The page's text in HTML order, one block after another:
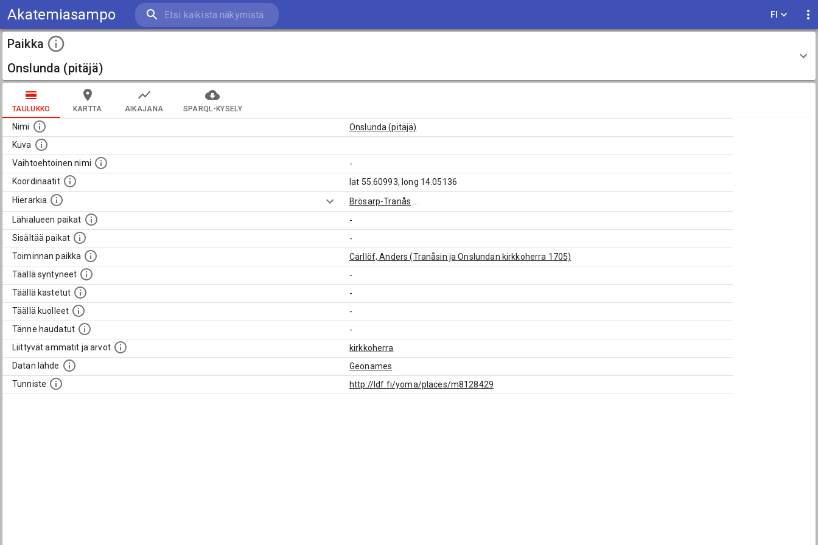
Akatemiasampo FI
Paikka
Onslunda (pitäjä)
TAULUKKO KARTTA AIKAJANA SPARQL-KYSELY
Nimi
Onslunda (pitäjä)
Kuva
Vaihtoehtoinen nimi
-
Koordinaatit
lat 55.60993, long 14.05136
Hierarkia
Brösarp-Tranås
Lähialueen paikat
-
Sisältää paikat
-
Toiminnan paikka
Carllöf, Anders (Tranåsin ja Onslundan kirkkoherra 1705)
Täällä syntyneet
-
Täällä kastetut
-
Täällä kuolleet
-
Tänne haudatut
-
Liittyvät ammatit ja arvot
kirkkoherra
Datan lähde
Geonames
Tunniste
http://ldf.fi/yoma/places/m8128429